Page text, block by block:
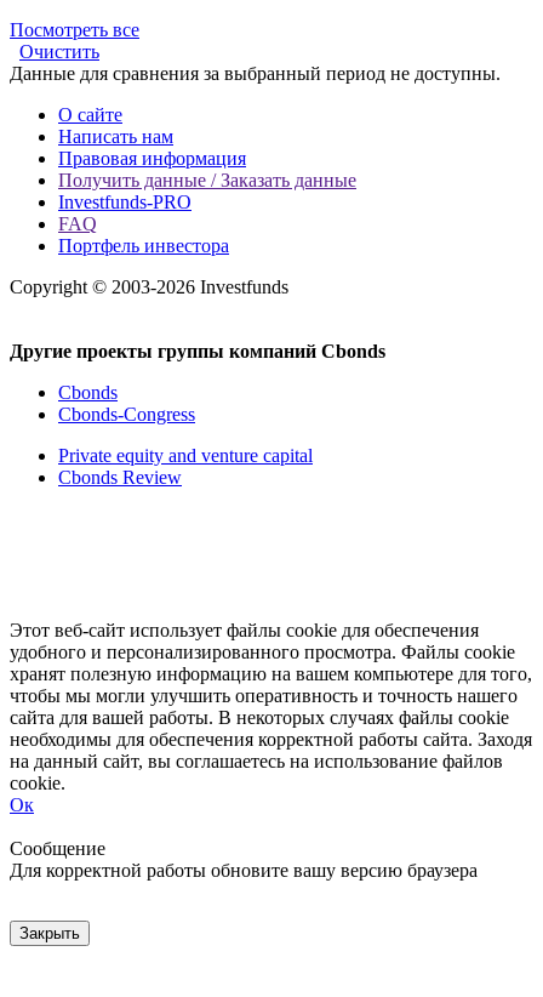
Посмотреть все
Очистить
Данные для сравнения за выбранный период не доступны.
О сайте
Написать нам
Правовая информация
Получить данные / Заказать данные
Investfunds-PRO
FAQ
Портфель инвестора
Copyright © 2003-2026 Investfunds
Другие проекты группы компаний Cbonds
Cbonds
Cbonds-Congress
Private equity and venture capital
Cbonds Review
Этот веб-сайт использует файлы cookie для обеспечения
удобного и персонализированного просмотра. Файлы cookie
хранят полезную информацию на вашем компьютере для того,
чтобы мы могли улучшить оперативность и точность нашего
сайта для вашей работы. В некоторых случаях файлы cookie
необходимы для обеспечения корректной работы сайта. Заходя
на данный сайт, вы соглашаетесь на использование файлов
cookie.
Ок
Сообщение
Для корректной работы обновите вашу версию браузера
Закрыть